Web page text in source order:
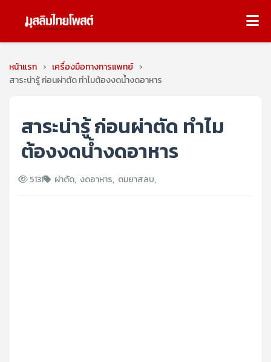
หน้าแรก › เครื่องมือทางการแพทย์ ›
สาระน่ารู้ ก่อนผ่าตัด ทำไมต้องงดน้ำงดอาหาร
สาระน่ารู้ ก่อนผ่าตัด ทำไม
ต้องงดน้ำงดอาหาร
5131 ผ่าตัด, งดอาหาร, ดมยาสลบ,